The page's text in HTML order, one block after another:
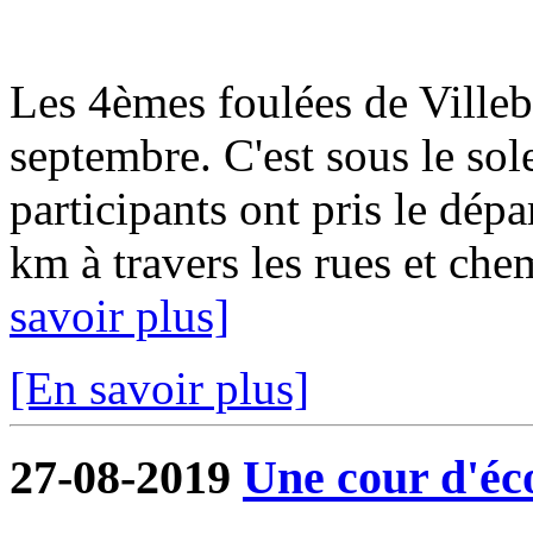
Les 4èmes foulées de
septembre. C'est sous le
participants ont pris le
km à travers les rues et
savoir plus]
[En savoir plus]
27-08-2019 Une cour